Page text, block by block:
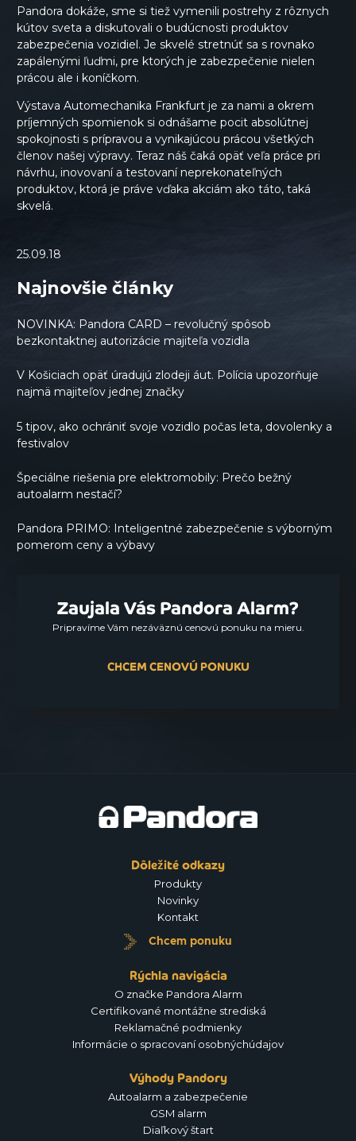
Pandora dokáže, sme si tiež vymenili postrehy z rôznych
kútov sveta a diskutovali o budúcnosti produktov
zabezpečenia vozidiel. Je skvelé stretnúť sa s rovnako
zapálenými ľuďmi, pre ktorých je zabezpečenie nielen
prácou ale i koníčkom.
Výstava Automechanika Frankfurt je za nami a okrem
príjemných spomienok si odnášame pocit absolútnej
spokojnosti s prípravou a vynikajúcou prácou všetkých
členov našej výpravy. Teraz náš čaká opäť veľa práce pri
návrhu, inovovaní a testovaní neprekonateľných
produktov, ktorá je práve vďaka akciám ako táto, taká
skvelá.
25.09.18
Najnovšie články
NOVINKA: Pandora CARD – revolučný spôsob
bezkontaktnej autorizácie majiteľa vozidla
V Košiciach opäť úradujú zlodeji áut. Polícia upozorňuje
najmä majiteľov jednej značky
5 tipov, ako ochrániť svoje vozidlo počas leta, dovolenky a
festivalov
Špeciálne riešenia pre elektromobily: Prečo bežný
autoalarm nestačí?
Pandora PRIMO: Inteligentné zabezpečenie s výborným
pomerom ceny a výbavy
Zaujala Vás Pandora Alarm?
Pripravíme Vám nezáväznú cenovú ponuku na mieru.
CHCEM CENOVÚ PONUKU
Dôležité odkazy
Produkty
Novinky
Kontakt
Chcem ponuku
Rýchla navigácia
O značke Pandora Alarm
Certifikované montážne strediská
Reklamačné podmienky
Informácie o spracovaní osobnýchúdajov
Výhody Pandory
Autoalarm a zabezpečenie
GSM alarm
Diaľkový štart